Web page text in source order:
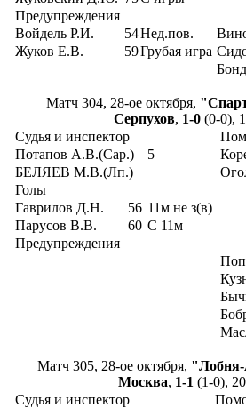
Предупреждения
Войдель Р.И.
54Нед.пов.
Жуков Е.В.
59Грубая игра
Матч 304, 28-ое октября,
Серпухов, 1-0 (0-0),
Судья и инспектор
Потапов А.В.(Сар.)
5
БЕЛЯЕВ М.В.(Лп.)
Голы
Гаврилов Д.Н.
56 11м не з(в)
Парусов В.В.
60 С 11м
Предупреждения
Матч 305, 28-ое октября,
Москва, 1-1 (1-0),
Судья и инспектор